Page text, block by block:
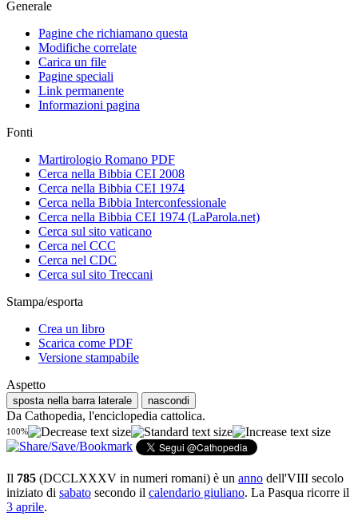
Generale
Pagine che richiamano questa
Modifiche correlate
Carica un file
Pagine speciali
Link permanente
Informazioni pagina
Fonti
Martirologio Romano PDF
Cerca nella Bibbia CEI 2008
Cerca nella Bibbia CEI 1974
Cerca nella Bibbia Interconfessionale
Cerca nella Bibbia CEI 1974 (LaParola.net)
Cerca sul sito vaticano
Cerca nel CCC
Cerca nel CDC
Cerca sul sito Treccani
Stampa/esporta
Crea un libro
Scarica come PDF
Versione stampabile
Aspetto
sposta nella barra laterale nascondi
Da Cathopedia, l'enciclopedia cattolica.
100%
Il 785 (DCCLXXXV in numeri romani) è un anno dell'VIII secolo
iniziato di sabato secondo il calendario giuliano. La Pasqua ricorre il
3 aprile.